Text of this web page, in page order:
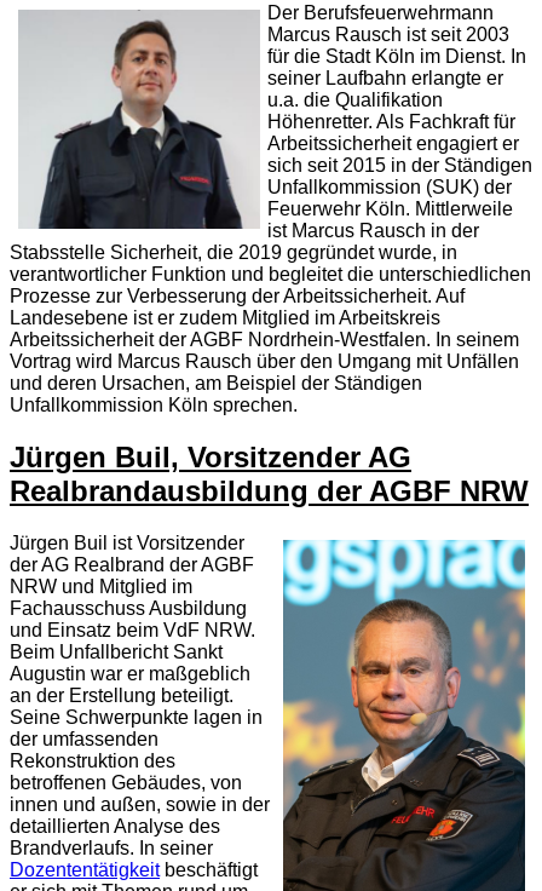
Der Berufsfeuerwehrmann
Marcus Rausch ist seit 2003
für die Stadt Köln im Dienst. In
seiner Laufbahn erlangte er
u.a. die Qualifikation
Höhenretter. Als Fachkraft für
Arbeitssicherheit engagiert er
sich seit 2015 in der Ständigen
Unfallkommission (SUK) der
Feuerwehr Köln. Mittlerweile
ist Marcus Rausch in der
Stabsstelle Sicherheit, die 2019 gegründet wurde, in
verantwortlicher Funktion und begleitet die unterschiedlichen
Prozesse zur Verbesserung der Arbeitssicherheit. Auf
Landesebene ist er zudem Mitglied im Arbeitskreis
Arbeitssicherheit der AGBF Nordrhein-Westfalen. In seinem
Vortrag wird Marcus Rausch über den Umgang mit Unfällen
und deren Ursachen, am Beispiel der Ständigen
Unfallkommission Köln sprechen.
Jürgen Buil, Vorsitzender AG
Realbrandausbildung der AGBF NRW
Jürgen Buil ist Vorsitzender
der AG Realbrand der AGBF
NRW und Mitglied im
Fachausschuss Ausbildung
und Einsatz beim VdF NRW.
Beim Unfallbericht Sankt
Augustin war er maßgeblich
an der Erstellung beteiligt.
Seine Schwerpunkte lagen in
der umfassenden
Rekonstruktion des
betroffenen Gebäudes, von
innen und außen, sowie in der
detaillierten Analyse des
Brandverlaufs. In seiner
Dozententätigkeitbeschäftigt